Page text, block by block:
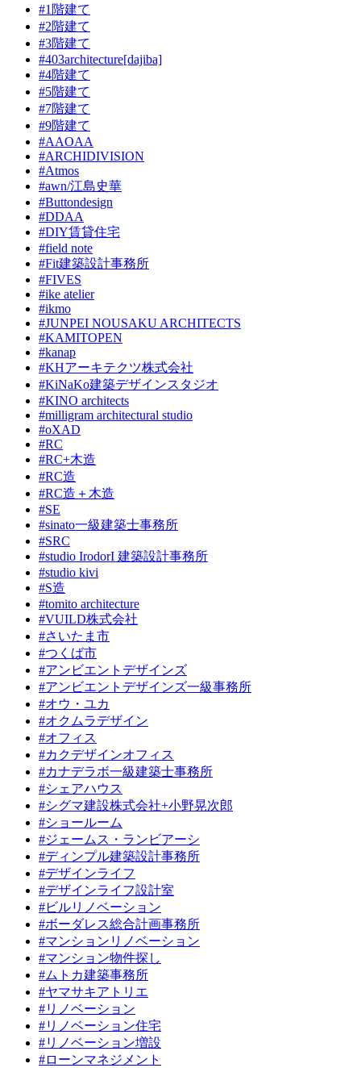
#1階建て
#2階建て
#3階建て
#403architecture[dajiba]
#4階建て
#5階建て
#7階建て
#9階建て
#AAOAA
#ARCHIDIVISION
#Atmos
#awn/江島史華
#Buttondesign
#DDAA
#DIY賃貸住宅
#field note
#Fit建築設計事務所
#FIVES
#ike atelier
#ikmo
#JUNPEI NOUSAKU ARCHITECTS
#KAMITOPEN
#kanap
#KHアーキテクツ株式会社
#KiNaKo建築デザインスタジオ
#KINO architects
#milligram architectural studio
#oXAD
#RC
#RC+木造
#RC造
#RC造＋木造
#SE
#sinato一級建築士事務所
#SRC
#studio IrodorI 建築設計事務所
#studio kivi
#S造
#tomito architecture
#VUILD株式会社
#さいたま市
#つくば市
#アンビエントデザインズ
#アンビエントデザインズ一級事務所
#オウ・ユカ
#オクムラデザイン
#オフィス
#カクデザインオフィス
#カナデラボ一級建築士事務所
#シェアハウス
#シグマ建設株式会社+小野晃次郎
#ショールーム
#ジェームス・ランビアーシ
#ディンプル建築設計事務所
#デザインライフ
#デザインライフ設計室
#ビルリノベーション
#ボーダレス総合計画事務所
#マンションリノベーション
#マンション物件探し
#ムトカ建築事務所
#ヤマサキアトリエ
#リノベーション
#リノベーション住宅
#リノベーション増設
#ローンマネジメント